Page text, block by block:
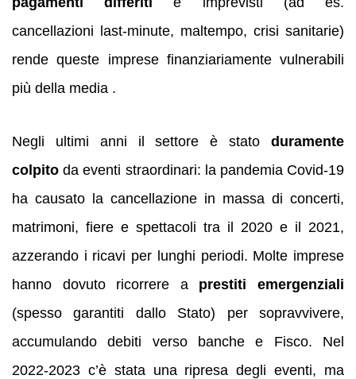
cancellazioni last-minute, maltempo, crisi sanitarie)
rende queste imprese finanziariamente vulnerabili
più della media .
Negli ultimi anni il settore è stato duramente
colpito da eventi straordinari: la pandemia Covid-19
ha causato la cancellazione in massa di concerti,
matrimoni, fiere e spettacoli tra il 2020 e il 2021,
azzerando i ricavi per lunghi periodi. Molte imprese
hanno dovuto ricorrere a prestiti emergenziali
(spesso garantiti dallo Stato) per sopravvivere,
accumulando debiti verso banche e Fisco. Nel
2022-2023 c’è stata una ripresa degli eventi, ma